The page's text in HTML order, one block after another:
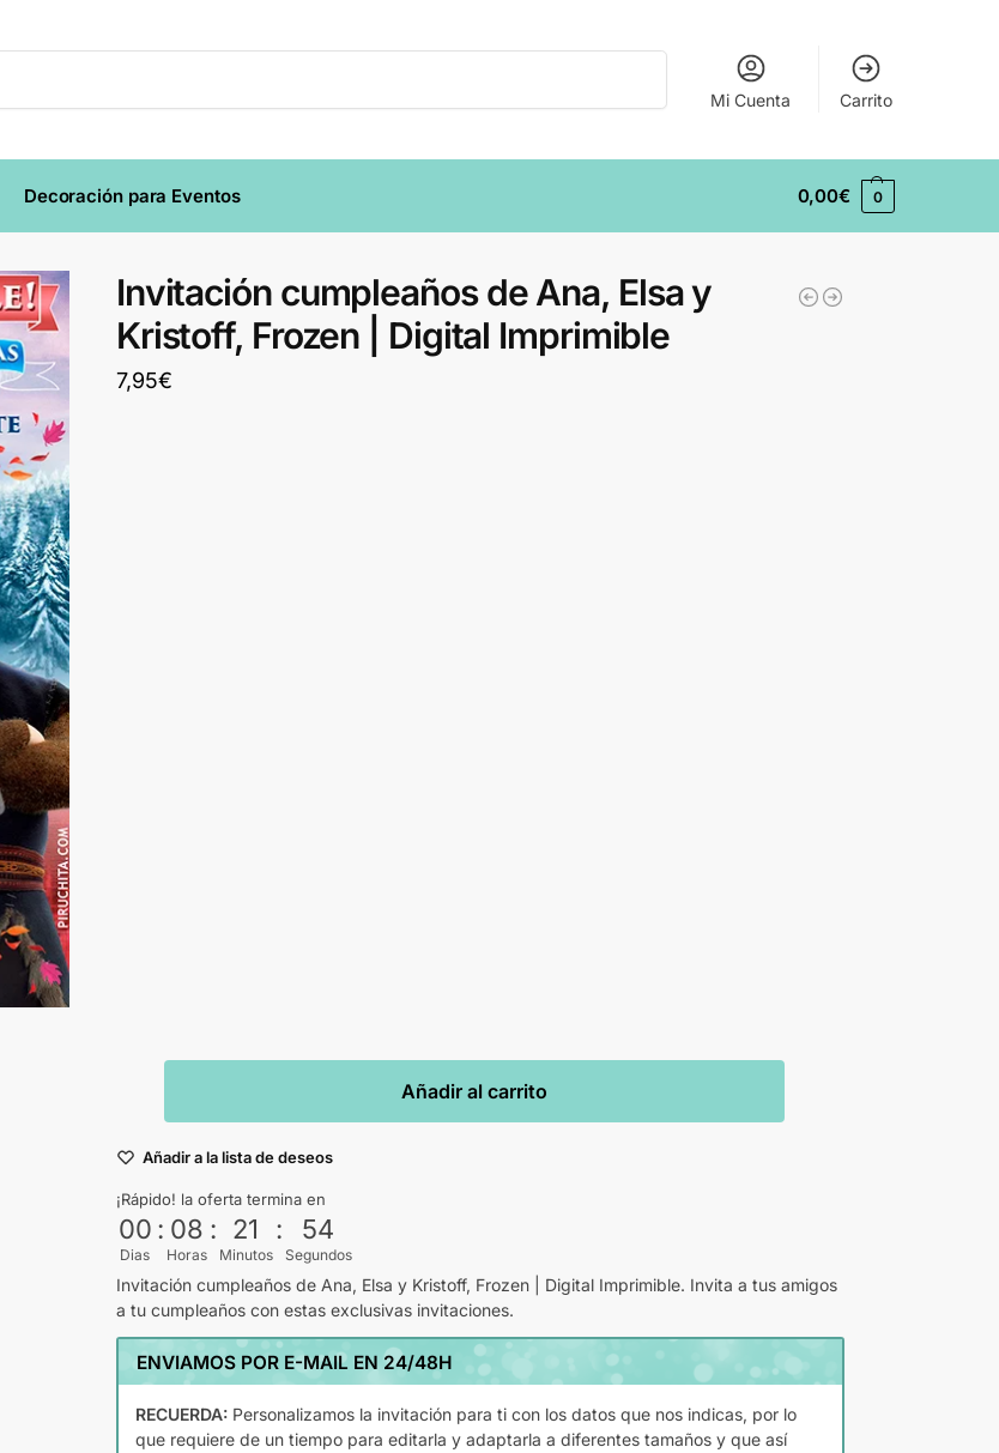
Mi Cuenta Carrito
Decoración para Eventos 0,00€ 0
Invitación cumpleaños de Ana, Elsa y
Kristoff, Frozen | Digital Imprimible
7,95€
Añadir al carrito
Añadir a la lista de deseos
¡Rápido! la oferta termina en
00
Dias
: 08
Horas
: 21
Minutos
: 54
Segundos
Invitación cumpleaños de Ana, Elsa y Kristoff, Frozen | Digital Imprimible. Invita a tus amigos
a tu cumpleaños con estas exclusivas invitaciones.
ENVIAMOS POR E-MAIL EN 24/48H
RECUERDA:Personalizamos la invitación para ti con los datos que nos indicas, por lo
que requiere de un tiempo para editarla y adaptarla a diferentes tamaños y que así